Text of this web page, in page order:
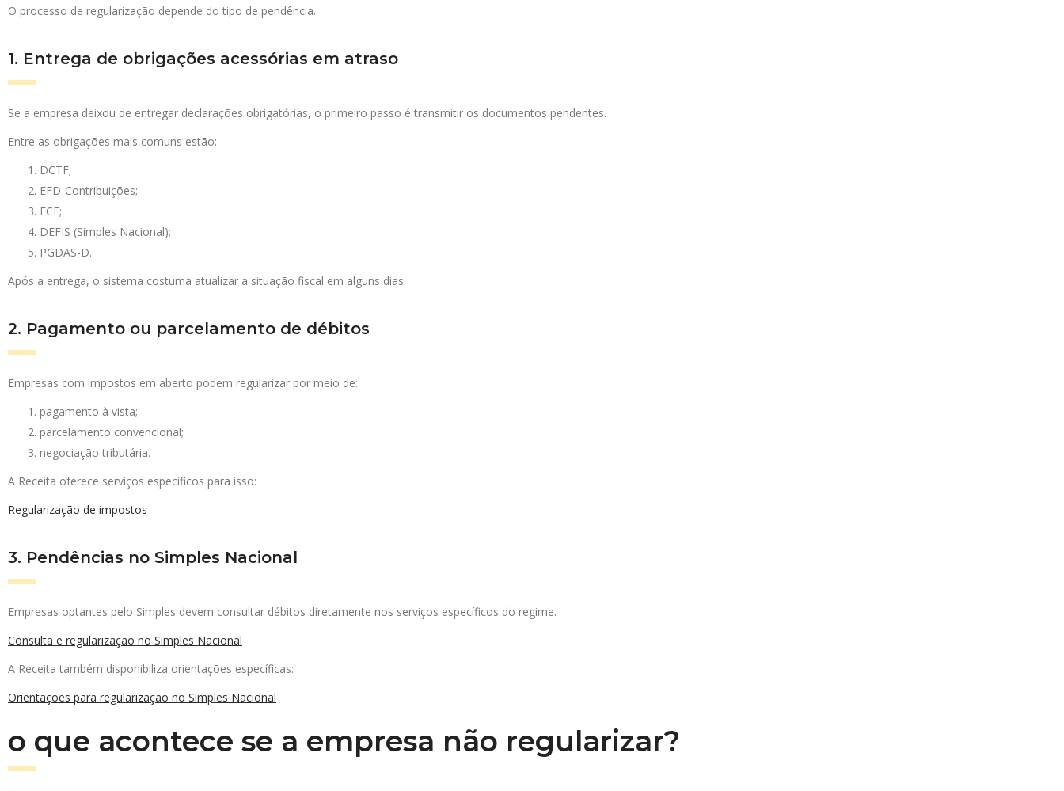
O processo de regularização depende do tipo de pendência.
1. Entrega de obrigações acessórias em atraso
Se a empresa deixou de entregar declarações obrigatórias, o primeiro passo é transmitir os documentos pendentes.
Entre as obrigações mais comuns estão:
DCTF;
EFD-Contribuições;
ECF;
DEFIS (Simples Nacional);
PGDAS-D.
Após a entrega, o sistema costuma atualizar a situação fiscal em alguns dias.
2. Pagamento ou parcelamento de débitos
Empresas com impostos em aberto podem regularizar por meio de:
pagamento à vista;
parcelamento convencional;
negociação tributária.
A Receita oferece serviços específicos para isso:
Regularização de impostos
3. Pendências no Simples Nacional
Empresas optantes pelo Simples devem consultar débitos diretamente nos serviços específicos do regime.
Consulta e regularização no Simples Nacional
A Receita também disponibiliza orientações específicas:
Orientações para regularização no Simples Nacional
o que acontece se a empresa não regularizar?